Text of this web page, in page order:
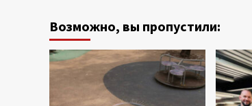
ведьмы:
подборка
уютных
тёплой
Возможно, вы пропустили: